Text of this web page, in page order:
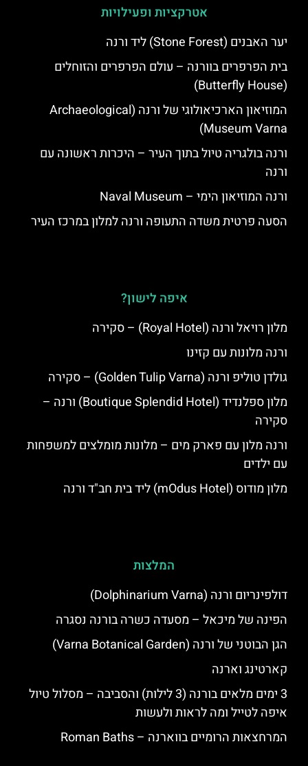
אטרקציות ופעילויות
יער האבנים (Stone Forest) ליד ורנה
בית הפרפרים בוורנה – עולם הפרפרים והזוחלים
(Butterfly House)
המוזיאון הארכיאולוגי של ורנה (Archaeological
Museum Varna)
ורנה בולגריה טיול בתוך העיר – היכרות ראשונה עם
ורנה
ורנה המוזיאון הימי – Naval Museum
הסעה פרטית משדה התעופה ורנה למלון במרכז העיר
איפה לישון?
מלון רויאל ורנה (Royal Hotel) – סקירה
ורנה מלונות עם קזינו
גולדן טוליפ ורנה (Golden Tulip Varna) – סקירה
מלון ספלנדיד (Boutique Splendid Hotel) ורנה –
סקירה
ורנה מלון עם פארק מים – מלונות מומלצים למשפחות
עם ילדים
מלון מודוס (mOdus Hotel) ליד בית חב"ד ורנה
המלצות
דולפינריום ורנה (Dolphinarium Varna)
הפינה של מיכאל – מסעדה כשרה בורנה נסגרה
הגן הבוטני של ורנה (Varna Botanical Garden)
קארטינג וארנה
3 ימים מלאים בורנה (3 לילות) והסביבה – מסלול טיול
איפה לטייל ומה לראות ולעשות
המרחצאות הרומיים בווארנה – Roman Baths